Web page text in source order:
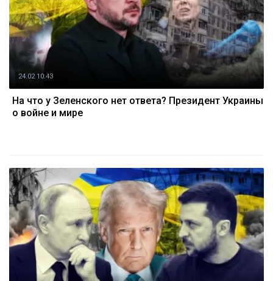
24.02 10:43
На что у Зеленского нет ответа? Президент Украины
о войне и мире